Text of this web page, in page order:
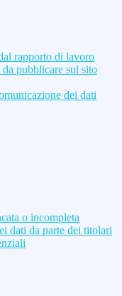
rapporto di lavoro
pubblicare sul sito
dei dati
o incompleta
dati da parte dei titolari